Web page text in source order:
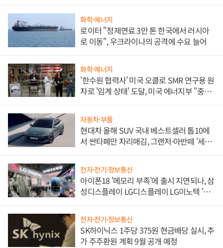
화학·에너지
로이터 "정제연료 3만 톤 한국에서 러시아
로 이동", 우크라이나의 공격에 수요 늘어
화학·에너지
'한수원 협력사' 미국 오클로 SMR 연구용 원
자로 '임계 상태' 도달, 미국 에너지부 "중요
자동차·부품
현대차 올해 SUV 국내 베스트셀러 톱10에
서 싼타페만 자리매김, 그랜저·아반떼 '세단
전자·전기·정보통신
아이폰18 '메모리 부족'에 출시 지연되나, 삼
성디스플레이 LG디스플레이 LG이노텍 '탈
전자·전기·정보통신
SK하이닉스 1주당 375원 현금배당 실시, 추
가 주주환원 계획 9월 공개 예정